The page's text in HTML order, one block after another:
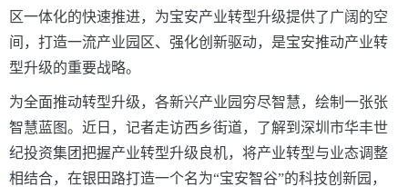
区一体化的快速推进，为宝安产业转型升级提供了广阔的空
间，打造一流产业园区、强化创新驱动，是宝安推动产业转
型升级的重要战略。
为全面推动转型升级，各新兴产业园穷尽智慧，绘制一张张
智慧蓝图。近日，记者走访西乡街道，了解到深圳市华丰世
纪投资集团把握产业转型升级良机，将产业转型与业态调整
相结合，在银田路打造一个名为“宝安智谷”的科技创新园，